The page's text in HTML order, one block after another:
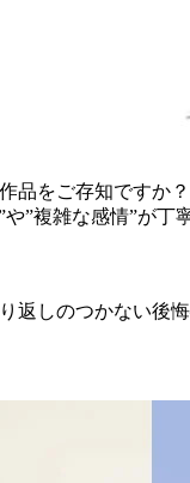
品をご存知ですか？
”複雑な感情”が丁
返しのつかない後